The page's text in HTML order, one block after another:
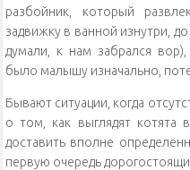
разбойник, который
задвижку в ванной изнутри,
думали, к нам забрался
было малышу изначально,
Бывают ситуации, когда
о том, как выглядят
доставить вполне
первую очередь